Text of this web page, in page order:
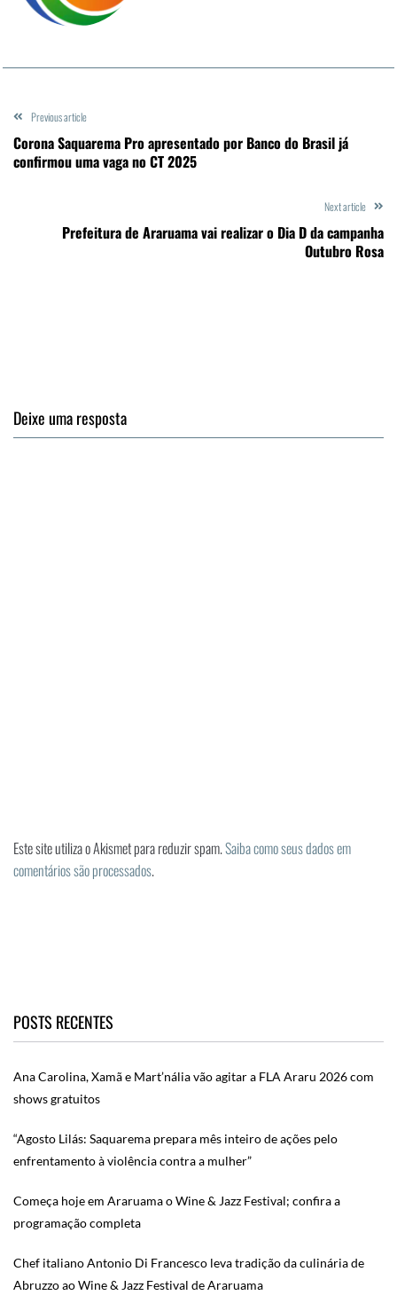
Previous article
Corona Saquarema Pro apresentado por Banco do Brasil já
confirmou uma vaga no CT 2025
Next article
Prefeitura de Araruama vai realizar o Dia D da campanha
Outubro Rosa
Deixe uma resposta
Este site utiliza o Akismet para reduzir spam.Saiba como seus dados em
comentários são processados.
POSTS RECENTES
Ana Carolina, Xamã e Mart’nália vão agitar a FLA Araru 2026 com
shows gratuitos
“Agosto Lilás: Saquarema prepara mês inteiro de ações pelo
enfrentamento à violência contra a mulher”
Começa hoje em Araruama o Wine & Jazz Festival; confira a
programação completa
Chef italiano Antonio Di Francesco leva tradição da culinária de
Abruzzo ao Wine & Jazz Festival de Araruama